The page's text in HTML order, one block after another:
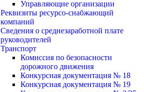
Управляющие организации
Реквизиты ресурсо-снабжающий
компаний
Сведения о среднезаработной плате
руководителей
Транспорт
Комиссия по безопасности
дорожного движения
Конкурсная документация № 18
Конкурсная документация № 19